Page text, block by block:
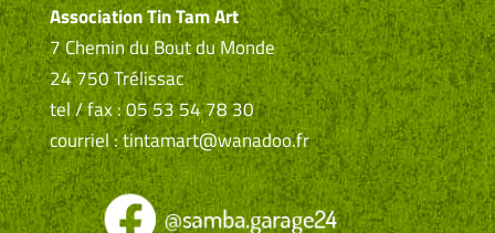
Association Tin Tam Art
7 Chemin du Bout du Monde
24 750 Trélissac
tel / fax : 05 53 54 78 30
courriel : tintamart@wanadoo.fr